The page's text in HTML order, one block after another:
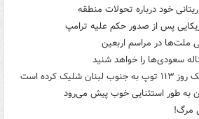
خود درباره تحولات منطقه
پس از صدور حکم علیه ترامپ
ملت‌ها در مراسم اربعین
سعودی‌ها را خواهد شنید
کرده است
به طور استثنایی خوب پیش می‌رود
مرگ!